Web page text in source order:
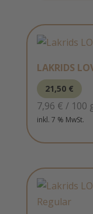
LAKRIDS
21,50 €
7,96 € / 100
inkl. 7 % MwSt.